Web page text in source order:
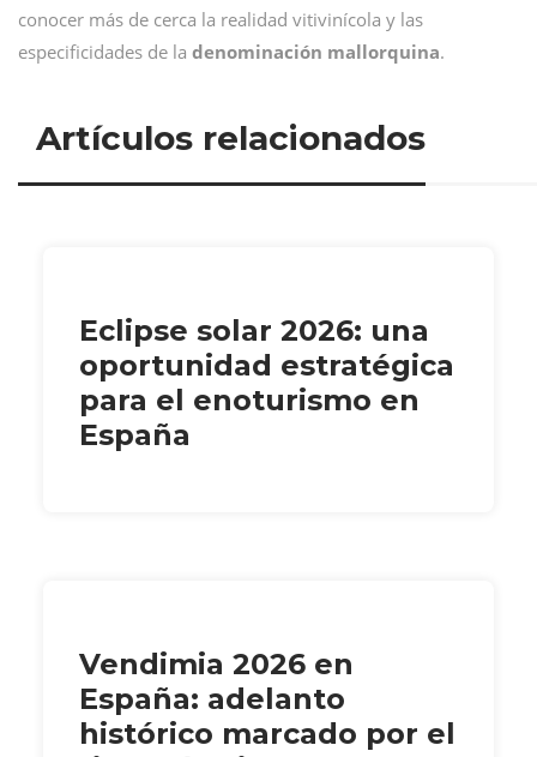
conocer más de cerca la realidad vitivinícola y las
especificidades de la denominación mallorquina.
Artículos relacionados
Eclipse solar 2026: una
oportunidad estratégica
para el enoturismo en
España
Vendimia 2026 en
España: adelanto
histórico marcado por el